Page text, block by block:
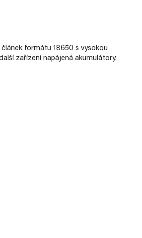
formátu 18650 s vysokou
zařízení napájená akumulátory.